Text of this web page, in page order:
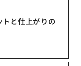
と仕上がりの